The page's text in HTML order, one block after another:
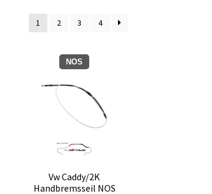
1 2 3 4
NOS
Vw Caddy/2K
Handbremsseil NOS